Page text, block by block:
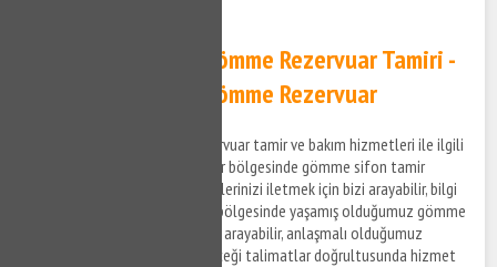
Altıeylül Küpeler Gömme Rezervuar Tamiri -
Altıeylül Küpeler Gömme Rezervuar
Altıeylül Küpeler gömme rezervuar tamir ve bakım hizmetleri ile ilgili
bilgi almak ve Altıeylül Küpeler bölgesinde gömme sifon tamir
hizmeti hakkında destek taleplerinizi iletmek için bizi arayabilir, bilgi
alabilirsiniz. Altıeylül Küpeler bölgesinde yaşamış olduğumuz gömme
rezervuar sorunları ile ilgili bizi arayabilir, anlaşmalı olduğumuz
firmaların personellerinin vereceği talimatlar doğrultusunda hizmet